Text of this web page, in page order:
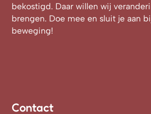
bekostigd. Daar willen wij
brengen. Doe mee en sluit je aan
beweging!
Contact